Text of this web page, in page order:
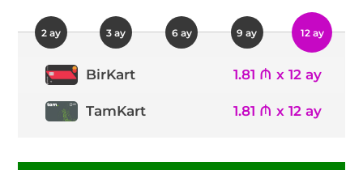
2 ay 3 ay 6 ay 9 ay 12 ay
BirKart 1.81 ₼ x 12 ay
TamKart 1.81 ₼ x 12 ay